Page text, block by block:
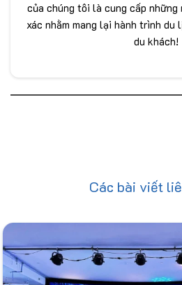
của chúng tôi là cung cấp những
xác nhằm mang lại hành trình
du khách!
Các bài viết